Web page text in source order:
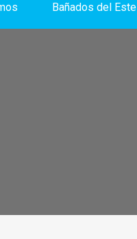
Bañados del Este